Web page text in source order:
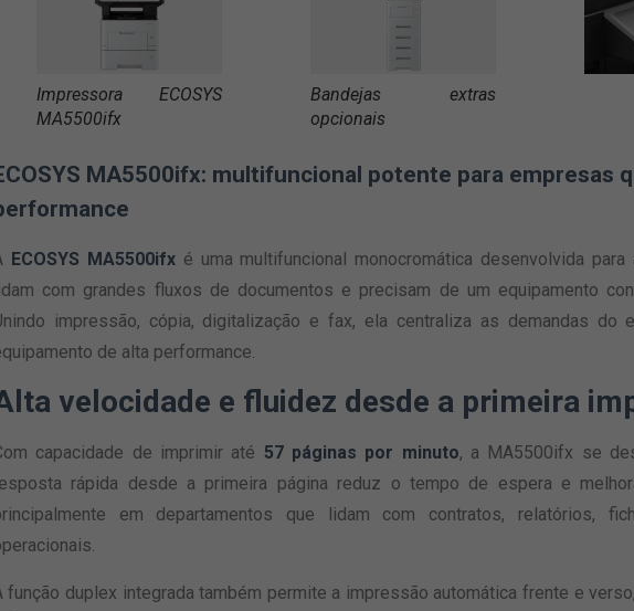
Impressora ECOSYS
MA5500ifx
Bandejas extras
opcionais
MA5500ifx: multifuncional potente para empresas
ECOSYS MA5500ifxé uma multifuncional monocromática desenvolvida para
com grandes fluxos de documentos e precisam de um equipamento
impressão, cópia, digitalização e fax, ela centraliza as demandas do
de alta performance.
velocidade e fluidez desde a primeira
capacidade de imprimir até 57 páginas por minuto, a MA5500ifx se
rápida desde a primeira página reduz o tempo de espera e
em departamentos que lidam com contratos, relatórios,
função duplex integrada também permite a impressão automática frente e